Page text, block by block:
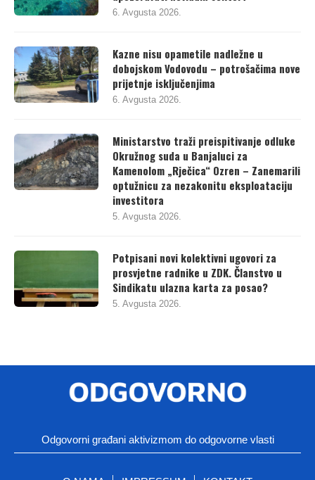
6. Avgusta 2026.
Kazne nisu opametile nadležne u
dobojskom Vodovodu – potrošačima nove
prijetnje isključenjima
6. Avgusta 2026.
Ministarstvo traži preispitivanje odluke
Okružnog suda u Banjaluci za
Kamenolom „Rječica“ Ozren – Zanemarili
optužnicu za nezakonitu eksploataciju
investitora
5. Avgusta 2026.
Potpisani novi kolektivni ugovori za
prosvjetne radnike u ZDK. Članstvo u
Sindikatu ulazna karta za posao?
5. Avgusta 2026.
Odgovorni građani aktivizmom do odgovorne vlasti